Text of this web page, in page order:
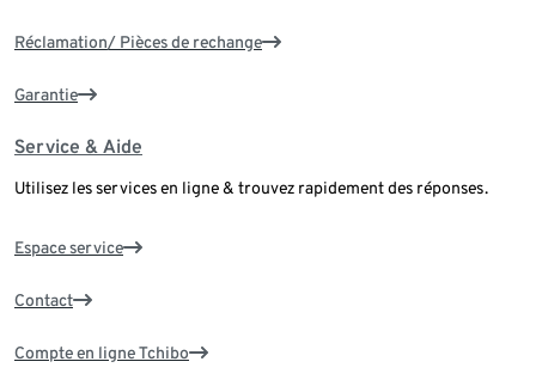
Réclamation/ Pièces de rechange
Garantie
Service & Aide
Utilisez les services en ligne & trouvez rapidement des réponses.
Espace service
Contact
Compte en ligne Tchibo